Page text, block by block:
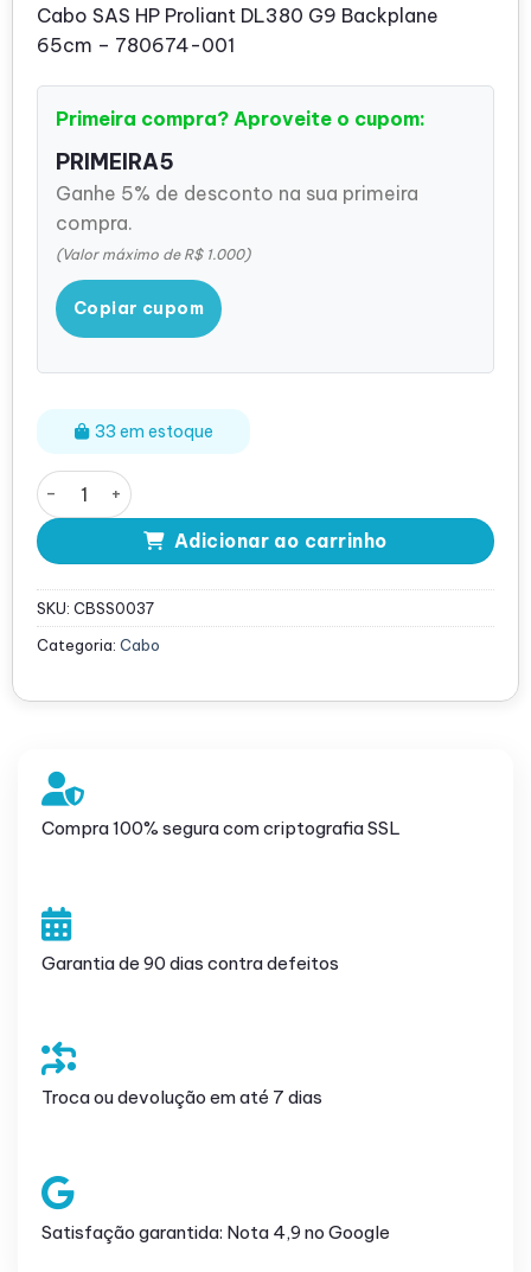
Cabo SAS HP Proliant DL380 G9 Backplane
65cm – 780674-001
Primeira compra? Aproveite o cupom:
PRIMEIRA5
Ganhe 5% de desconto na sua primeira
compra.
(Valor máximo de R$ 1.000)
Copiar cupom
33 em estoque
Cabo SAS HP Proliant DL380 G9 Backplane 65cm -
Adicionar ao carrinho
SKU: CBSS0037
Categoria: Cabo
Compra 100% segura com criptografia SSL
Garantia de 90 dias contra defeitos
Troca ou devolução em até 7 dias
Satisfação garantida: Nota 4,9 no Google